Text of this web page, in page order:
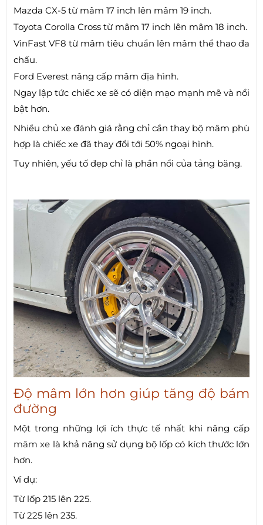
Mazda CX-5 từ mâm 17 inch lên mâm 19 inch.
Toyota Corolla Cross từ mâm 17 inch lên mâm 18 inch.
VinFast VF8 từ mâm tiêu chuẩn lên mâm thể thao đa
chấu.
Ford Everest nâng cấp mâm địa hình.
Ngay lập tức chiếc xe sẽ có diện mạo mạnh mẽ và nổi
bật hơn.
Nhiều chủ xe đánh giá rằng chỉ cần thay bộ mâm phù
hợp là chiếc xe đã thay đổi tới 50% ngoại hình.
Tuy nhiên, yếu tố đẹp chỉ là phần nổi của tảng băng.
Độ mâm lớn hơn giúp tăng độ bám
đường
Một trong những lợi ích thực tế nhất khi nâng cấp
mâm xe là khả năng sử dụng bộ lốp có kích thước lớn
hơn.
Ví dụ:
Từ lốp 215 lên 225.
Từ 225 lên 235.